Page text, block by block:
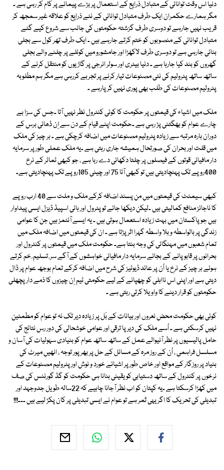
دنیا اس وقت توانائی کے متبادل ذرایع کے استعمال پر بڑے پیمانے پر کام کر رہی ہے ۔
مگر ہمارے حکمران ایک طرف متبادل توانائی کے نئے ذرایع کو علاقہ غیر سمجھ کر
قریب نہیں جارہے تو دوسری طرف گزشتہ حکومتوں کی جانب سے شروع کیے گئے
متبادل توانائی کے منصوبوں کو ختم کرتے جارہے ہیں ۔ ایک طرف تھر کول سے بجلی
بنائی جارہی ہے تو دوسری طرف لاکھڑا اور جامشورو میں کوئلے پر چلنے والے بجلی
گھروں کو بند کیا جارہا ہے ۔ دنیا بیٹری اور سولر انرجی پر گاڑیوں کو منتقل کرنے کے
ساتھ ساتھ پٹرولیم کی نئی مصنوعات تیار کرنے پر تجربے کررہی ہے مگر ہم مطلوبہ
پٹرولیم مصنوعات کی طلب بھی پوری نہیں کرپارہے ۔
ملک میں اشیاء کی قیمتوں پر حکومت کا کوئی کنٹرول نظر نہیں آتا ۔جس کی سزا بے
چارے عوام کو بھگتنی پڑ رہی ہے ۔حکومت اپنے قیام کے دن سے اِن ڈھائی برس کے
دوران بارہ مرتبہ سے زیادہ پٹرولیم مصنوعات میں اضافہ کرچکی ہے ۔ ہر چیز کی ملک
میں قلت اور بحران کی صورتحال ہمیشہ جاری رہتی ہے ۔یہ ملک عملی طور پر سرمایہ
دار مافیائی قوتوں کے فیصلوں پر چلتا دکھائی دے رہا ہے ، جو کبھی ٹماٹر کے نرخ
400روپے تک پہنچادیتی ہیں تو کبھی آٹا 75 اور چینی 105روپے تک پہنچادیتی ہے۔
کبھی سیمنٹ کی قیمتوں میں من پسند اضافہ کرکے ملک و ملت سے 40 ارب روپے
کا ناجائز منافع کمالیتی ہیں ۔لیکن دیکھا جائے تو پٹرول اور ہائی اسپیڈ ڈیزل ایسی پیداوار
ہیں جو پاکستان میں بہت زیادہ استعمال ہوتی ہیں ۔ یہ ایسے آئٹمز ہیں جن کا عوامی
زندگی پر بالواسطہ و بلا واسطہ گہرا اثر پڑتا ہے ۔ ان کی قیمتوں میں اضافہ ملک میں
تمام شعبوں میں مہنگائی کی وجہ بنتا ہے۔ حکومت ملک میں قیمتوں پر کنٹرول اور
بحرانوں پر قابو پانے کے بجائے سرمایہ دار مافیائی خواہشوں کے آگے سر ِ تسلیم ِ خم کرتے
ہوئے ہر چیز کے نرخ یا اُن پر عائد ڈیوٹیز کی شرح میں اضافہ کرکے تمام بوجھ عوام پر ڈال
دیتی ہے اور اپنی اس نااہلی کو چھپانے کے لیے حکومتی ٹیم اِن چیزوں کا ذمے دار پچھلی
حکومتوں کو قرار دینے کا واویلا کرتی رہتی ہے ۔
کوئی بھی حکومت محض نعروں اور بیانات کے بَل پر زیادہ دیر تک نہ تو عوام کو مطمئین
نہیں کرسکتی ہے ۔ اُسے ملک کی دیرپا ترقی اور عوامی خوشحالی کی دور رس نتائج کی
حامل پالیسیوں پر نظر آنیوالے عمل کے ساتھ ساتھ عوام کو بنیادی سہولیات کی آسان و
مسلسل فراہمی ، اُن کے روز مرہ کے مسائل کے حل پر بھرپور توجہ ، انھیں میرٹ کی
بنیاد پر روزگار کے مواقع اور خاص طور پر اشیائے خورد و نوش اور پٹرولیم مصنوعات کے
نرخوں پر کنٹرول کے ساتھ دستیابی کو یقینی بنانا ہی حکومت کو گڈ گورننس کی صف
میں کھڑا کرسکتا ہے ۔یہ کپتان کو اب نظر آجانا چاہیے کہ 22سالہ طویل جدوجہد اور
تبدیلی کی تحریک کا اگر یہی ثمر ہے تو عوام نے ایسی تبدیلی پر کان پکڑ لیے ہیں ۔۔۔!!!